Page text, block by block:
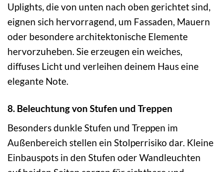
Uplights, die von unten nach oben gerichtet sind,
eignen sich hervorragend, um Fassaden, Mauern
oder besondere architektonische Elemente
hervorzuheben. Sie erzeugen ein weiches,
diffuses Licht und verleihen deinem Haus eine
elegante Note.
8. Beleuchtung von Stufen und Treppen
Besonders dunkle Stufen und Treppen im
Außenbereich stellen ein Stolperrisiko dar. Kleine
Einbauspots in den Stufen oder Wandleuchten